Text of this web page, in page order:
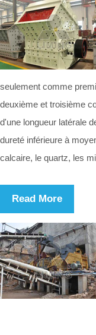
seulement comme
deuxième et troisième
d'une longueur latérale
dureté inférieure à
calcaire, le quartz, les
Read More